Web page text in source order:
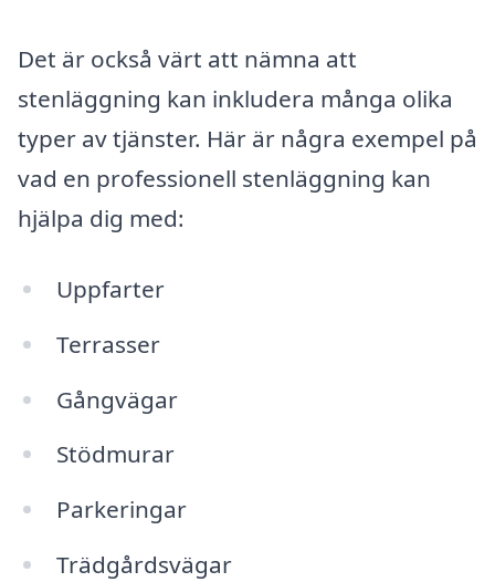
Det är också värt att nämna att
stenläggning kan inkludera många olika
typer av tjänster. Här är några exempel på
vad en professionell stenläggning kan
hjälpa dig med:
Uppfarter
Terrasser
Gångvägar
Stödmurar
Parkeringar
Trädgårdsvägar